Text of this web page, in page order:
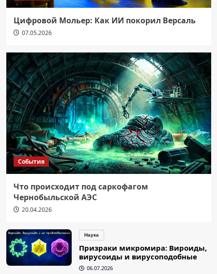
Цифровой Мольер: Как ИИ покорил Версаль
07.05.2026
События
Что происходит под саркофагом
Чернобыльской АЭС
20.04.2026
Наука
Призраки микромира: Вироиды,
вирусоиды и вирусоподобные
06.07.2026